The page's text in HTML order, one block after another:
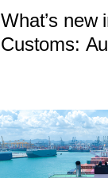
What’s new
Customs: